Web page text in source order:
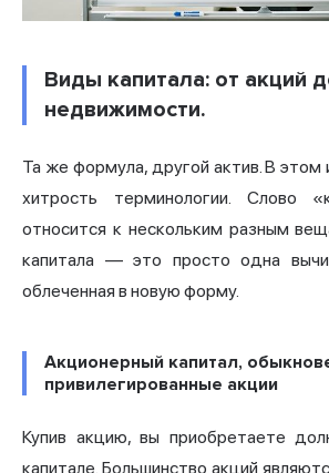
Виды капитала: от акций
недвижимости.
Та же формула, другой актив. В этом
хитрость терминологии. Слово
относится к нескольким разным
капитала — это просто одна
облеченная в новую форму.
Акционерный капитал,
привилегированные акции
Купив акцию, вы приобретаете
капитале. Большинство акций